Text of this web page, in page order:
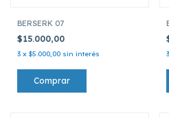
BERSERK 07
$15.000,00
3 x $5.000,00 sin interés 3